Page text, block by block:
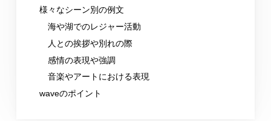
様々なシーン別の例文
海や湖でのレジャー活動
人との挨拶や別れの際
感情の表現や強調
音楽やアートにおける表現
waveのポイント